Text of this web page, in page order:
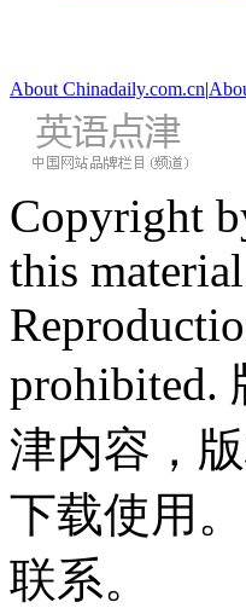
About Chinadaily.com.cn|
Copyright
this
prohibited.
津内容，
下载使用
联系。